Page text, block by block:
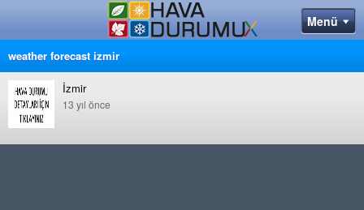
weather forecast izmir
İzmir
13 yıl önce